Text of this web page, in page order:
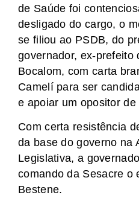
de Saúde foi
desligado do cargo, o
se filiou ao PSDB, do
governador, ex-prefeito
Bocalom, com carta
Camelí para ser
e apoiar um opositor de
Com certa resistência
da base do governo na
Legislativa, a
comando da Sesacre o
Bestene.